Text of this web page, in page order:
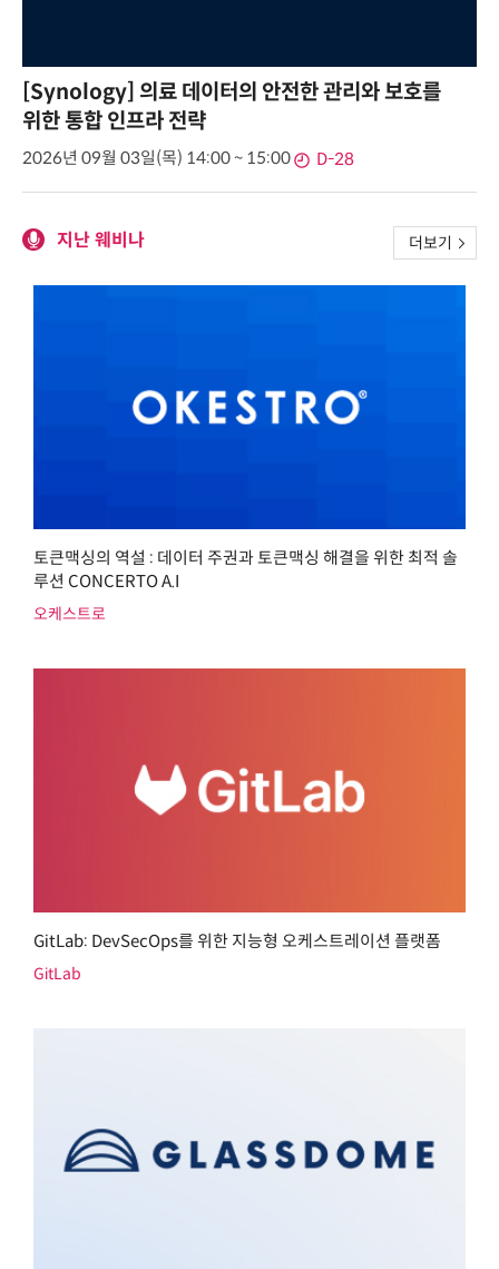
[Synology] 의료 데이터의 안전한 관리와 보호를
위한 통합 인프라 전략
2026년 09월 03일(목) 14:00 ~ 15:00 D-28
지난 웨비나 더보기
토큰맥싱의 역설 : 데이터 주권과 토큰맥싱 해결을 위한 최적 솔
루션 CONCERTO A.I
오케스트로
GitLab: DevSecOps를 위한 지능형 오케스트레이션 플랫폼
GitLab